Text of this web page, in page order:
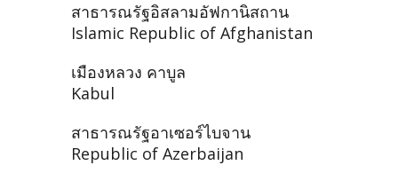
สาธารณรัฐอิสลามอัฟกานิสถาน
Islamic Republic of Afghanistan
เมืองหลวง คาบูล
Kabul
สาธารณรัฐอาเซอร์ไบจาน
Republic of Azerbaijan